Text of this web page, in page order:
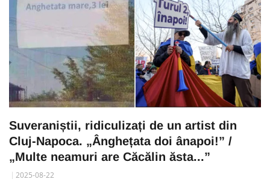
Suveraniștii, ridiculizați de un artist din
Cluj-Napoca. „Ânghețata doi ânapoi!” /
„Multe neamuri are Căcălin ăsta...”
2025-08-22